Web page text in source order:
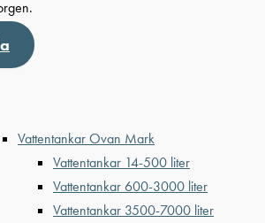
Vattentankar Ovan Mark
Vattentankar 14-500 liter
Vattentankar 600-3000 liter
Vattentankar 3500-7000 liter